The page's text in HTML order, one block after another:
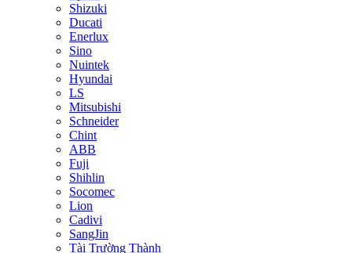
Shizuki
Ducati
Enerlux
Sino
Nuintek
Hyundai
LS
Mitsubishi
Schneider
Chint
ABB
Fuji
Shihlin
Socomec
Lion
Cadivi
SangJin
Tài Trường Thành